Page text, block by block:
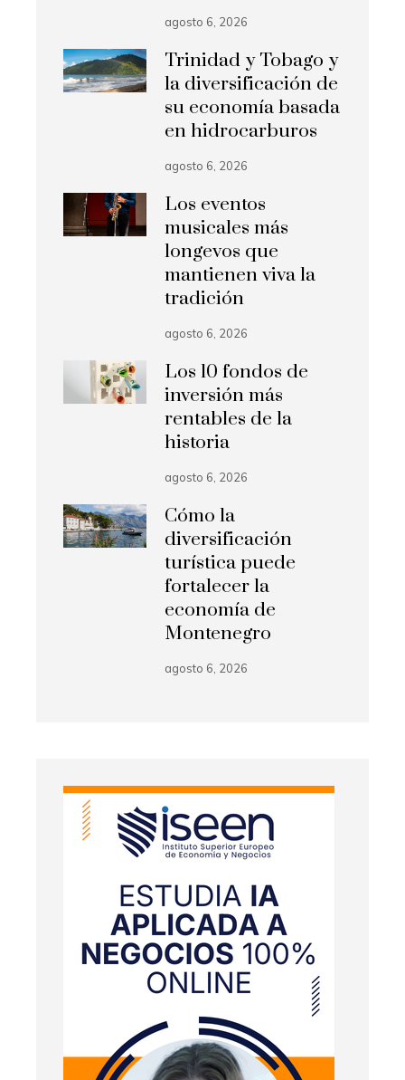
agosto 6, 2026
Trinidad y Tobago y
la diversificación de
su economía basada
en hidrocarburos
agosto 6, 2026
Los eventos
musicales más
longevos que
mantienen viva la
tradición
agosto 6, 2026
Los 10 fondos de
inversión más
rentables de la
historia
agosto 6, 2026
Cómo la
diversificación
turística puede
fortalecer la
economía de
Montenegro
agosto 6, 2026